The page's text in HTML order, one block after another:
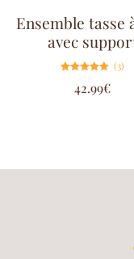
Ensemble tasse
avec
5.00
sur 5
(3)
42.99€